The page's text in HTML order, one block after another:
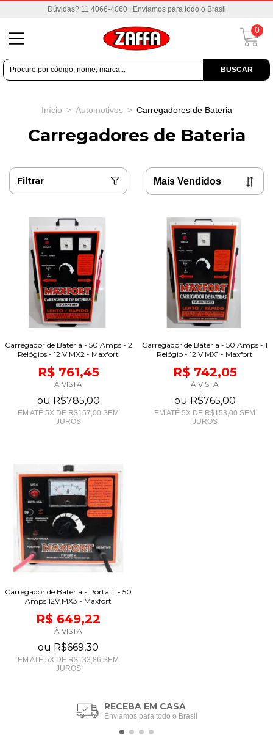
Dúvidas? 11 4066-4060 | Enviamos para todo o Brasil
BUSCAR
0
Início > Automotivos > Carregadores de Bateria
Carregadores de Bateria
Filtrar
Carregador de Bateria - 50 Amps - 2
Relógios - 12 V MX2 - Maxfort
R$ 761,45
À VISTA
ou R$785,00
EM ATÉ 5X DE R$157,00 SEM
JUROS
Carregador de Bateria - 50 Amps - 1
Relógio - 12 V MX1 - Maxfort
R$ 742,05
À VISTA
ou R$765,00
EM ATÉ 5X DE R$153,00 SEM
JUROS
Carregador de Bateria - Portatil - 50
Amps 12V MX3 - Maxfort
R$ 649,22
À VISTA
ou R$669,30
EM ATÉ 5X DE R$133,86 SEM
JUROS
RECEBA EM CASA
Enviamos para todo o Brasil